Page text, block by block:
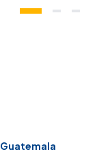
Guatemala